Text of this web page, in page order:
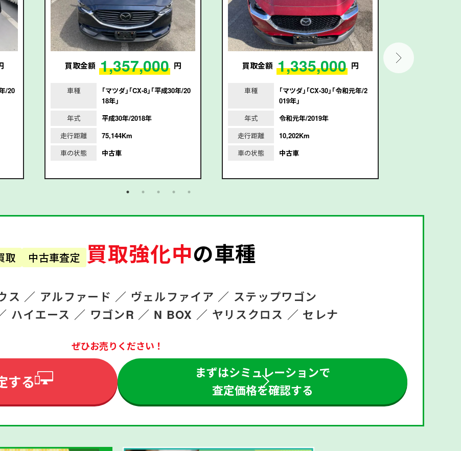
/20
買取金額 1,357,000 円
車種
｢マツダ｣｢CX-8｣｢平成30年/20
18年｣
年式
平成30年/2018年
走行距離
75,144Km
車の状態
中古車
買取金額 1,335,000 円
車種
｢マツダ｣｢CX-30｣｢令和元年/2
019年｣
年式
令和元年/2019年
走行距離
10,202Km
車の状態
中古車
取 中古車査定 買取強化中の車種
ス ／ アルファード ／ ヴェルファイア ／ ステップワゴン
ハイエース ／ ワゴンR ／ N BOX ／ ヤリスクロス ／ セレナ
ぜひお売りください！
する
まずはシミュレーションで
査定価格を確認する